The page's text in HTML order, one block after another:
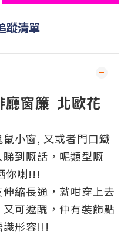
蹤清單
窗簾 北歐花
小窗, 又或者門口鐵
到嘅話，呢類型嘅
你喇!!!
縮長通，就咁穿上去
可遮醜，仲有裝飾點
識形容!!!